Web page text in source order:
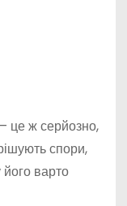
це ж серйозно,
спори,
його варто